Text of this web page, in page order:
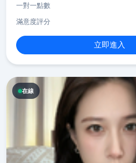
一對一點數
滿意度評分
立即進入
在線